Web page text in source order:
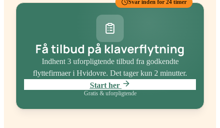
Få tilbud på klaverflytning
Indhent 3 uforpligtende tilbud fra godkendte
flyttefirmaeri Hvidovre. Det tager kun 2 minutter.
Start her
Gratis & uforpligtende
Svar inden for 24 timer